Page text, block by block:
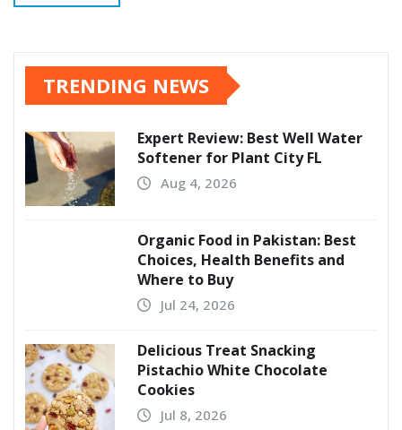
TRENDING NEWS
Expert Review: Best Well Water
Softener for Plant City FL
Aug 4, 2026
Organic Food in Pakistan: Best
Choices, Health Benefits and
Where to Buy
Jul 24, 2026
Delicious Treat Snacking
Pistachio White Chocolate
Cookies
Jul 8, 2026